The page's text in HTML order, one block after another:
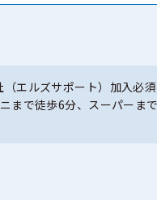
エルズサポート）加入必
まで徒歩6分、スーパーま